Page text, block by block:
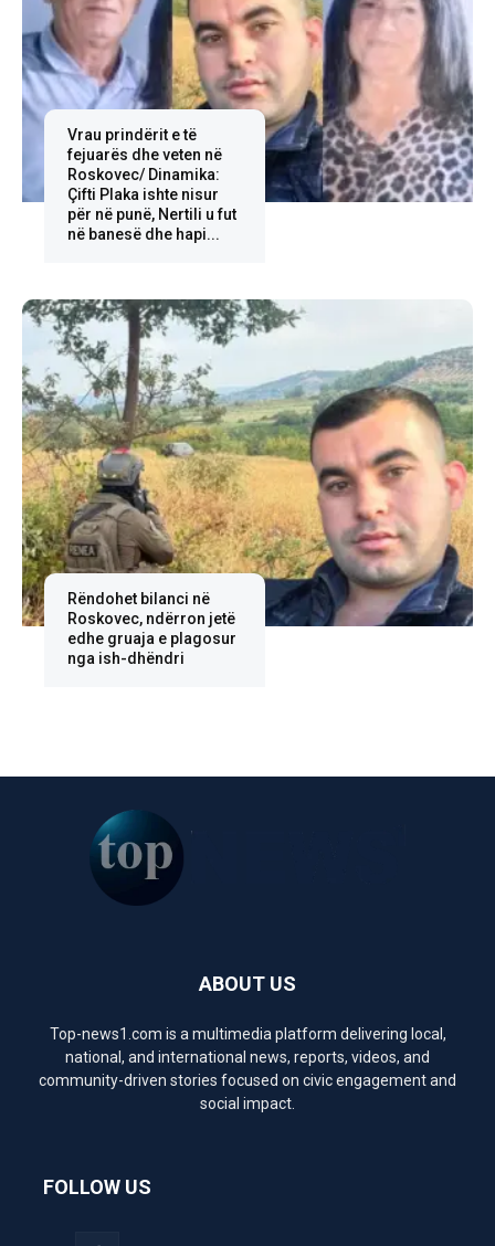
Vrau prindërit e të
fejuarës dhe veten në
Roskovec/ Dinamika:
Çifti Plaka ishte nisur
për në punë, Nertili u fut
në banesë dhe hapi...
Rëndohet bilanci në
Roskovec, ndërron jetë
edhe gruaja e plagosur
nga ish-dhëndri
ABOUT US
Top-news1.com is a multimedia platform delivering local,
national, and international news, reports, videos, and
community-driven stories focused on civic engagement and
social impact.
FOLLOW US